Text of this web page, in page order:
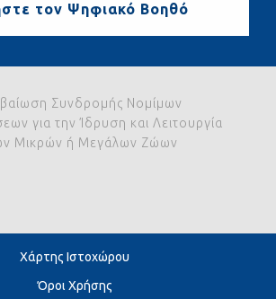
τον Ψηφιακό Βοηθό
Συνδρομής Νομίμων
για την Ίδρυση και Λειτουργία
Μικρών ή Μεγάλων Ζώων
Χάρτης Ιστοχώρου
Όροι Χρήσης